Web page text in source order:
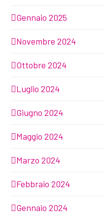
Gennaio 2025
Novembre 2024
Ottobre 2024
Luglio 2024
Giugno 2024
Maggio 2024
Marzo 2024
Febbraio 2024
Gennaio 2024